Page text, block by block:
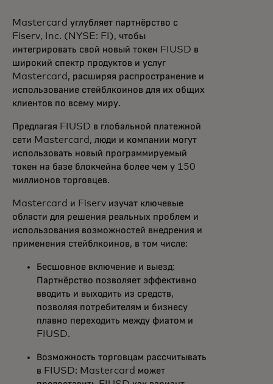
Mastercard углубляет партнёрство с
Fiserv, Inc. (NYSE: FI), чтобы
интегрировать свой новый токен FIUSD в
широкий спектр продуктов и услуг
Mastercard, расширяя распространение и
использование стейблкоинов для их общих
клиентов по всему миру.
Предлагая FIUSD в глобальной платежной
сети Mastercard, люди и компании могут
использовать новый программируемый
токен на базе блокчейна более чем у 150
миллионов торговцев.
Mastercard и Fiserv изучат ключевые
области для решения реальных проблем и
использования возможностей внедрения и
применения стейблкоинов, в том числе:
Бесшовное включение и выезд:
Партнёрство позволяет эффективно
вводить и выходить из средств,
позволяя потребителям и бизнесу
плавно переходить между фиатом и
FIUSD.
Возможность торговцам рассчитывать
в FIUSD: Mastercard может